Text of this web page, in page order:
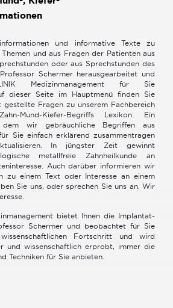
und informative Texte zu
und aus Fragen der Patienten aus
oder aus Sprechstunden des
Schermer herausgearbeitet und
Medizinmanagement für Sie
dieser Seite im Hauptmenü finden Sie
Fragen zu unserem Fachbereich
Mund-Kiefer-Begriffs Lexikon. Ein
dem wir gebräuchliche Begriffen aus
Sie einfach erklärend zusammentragen
In jüngster Zeit gewinnt
metallfreie Zahnheilkunde an
Auch darüber informieren wir
zu einem Text oder Interesse an einem
Sie uns, oder sprechen Sie uns an. Wir
bietet Ihnen die Implantat-
Schermer und beobachtet für Sie
Fortschritt und wird
und wissenschaftlich erprobt, immer die
Techniken für Sie anbieten.